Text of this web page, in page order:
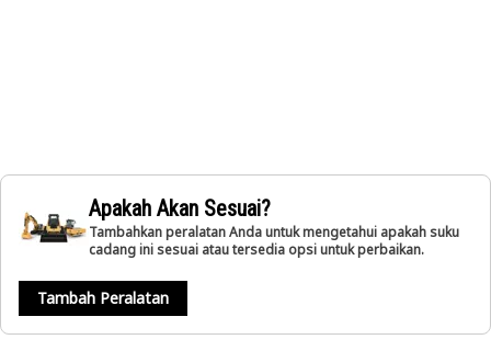
Apakah Akan Sesuai?
Tambahkan peralatan Anda untuk mengetahui apakah suku
cadang ini sesuai atau tersedia opsi untuk perbaikan.
Tambah Peralatan